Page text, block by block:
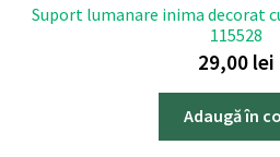
Suport lumanare inima decorat
115528
29,00 lei
Adaugă în